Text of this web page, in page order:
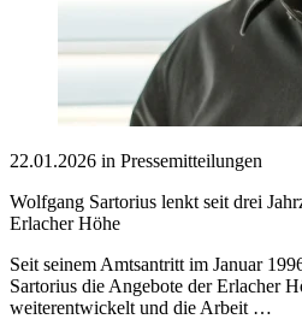
22.01.2026 in Pressemitteilungen
Wolfgang Sartorius lenkt seit drei
Erlacher Höhe
Seit seinem Amtsantritt im Januar
Sartorius die Angebote der Erlacher
weiterentwickelt und die Arbeit …